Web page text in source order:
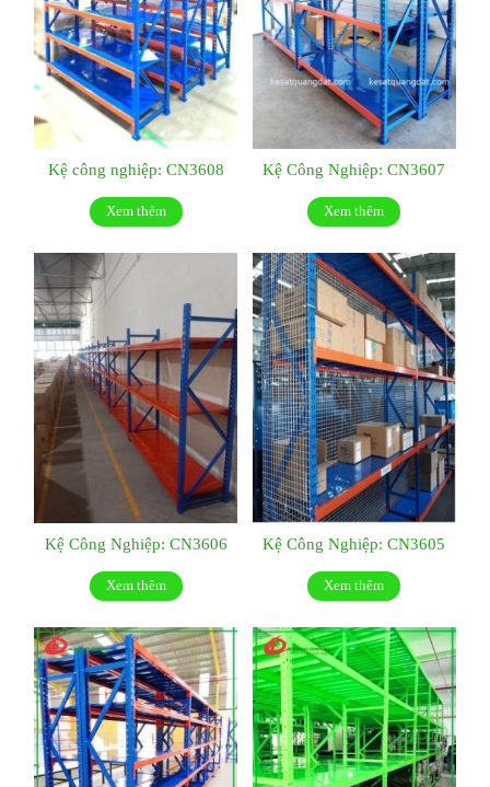
Kệ công nghiệp: CN3608
Xem thêm
Kệ Công Nghiệp: CN3607
Xem thêm
Kệ Công Nghiệp: CN3606
Xem thêm
Kệ Công Nghiệp: CN3605
Xem thêm